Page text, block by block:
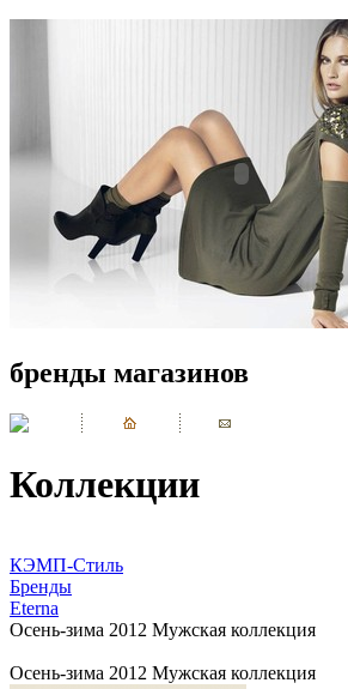
бренды магазинов
Коллекции
КЭМП-Стиль
Бренды
Eterna
Осень-зима 2012 Мужская коллекция
Осень-зима 2012 Мужская коллекция